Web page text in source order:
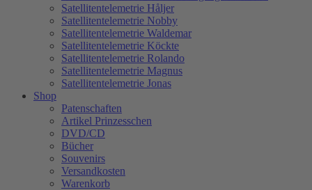
Satellitentelemetrie Håljer
Satellitentelemetrie Nobby
Satellitentelemetrie Waldemar
Satellitentelemetrie Köckte
Satellitentelemetrie Rolando
Satellitentelemetrie Magnus
Satellitentelemetrie Jonas
Shop
Patenschaften
Artikel Prinzesschen
DVD/CD
Bücher
Souvenirs
Versandkosten
Warenkorb